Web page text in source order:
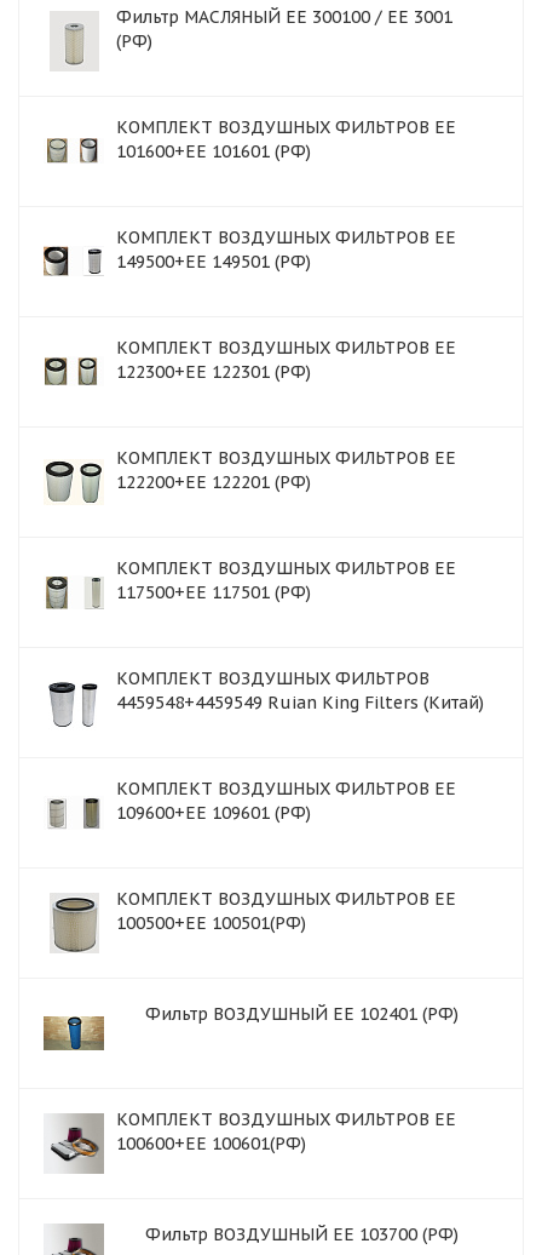
Фильтр МАСЛЯНЫЙ ЕЕ 300100 / ЕЕ 3001
(РФ)
КОМПЛЕКТ ВОЗДУШНЫХ ФИЛЬТРОВ ЕЕ
101600+EE 101601 (РФ)
КОМПЛЕКТ ВОЗДУШНЫХ ФИЛЬТРОВ EE
149500+EE 149501 (РФ)
КОМПЛЕКТ ВОЗДУШНЫХ ФИЛЬТРОВ EE
122300+EE 122301 (РФ)
КОМПЛЕКТ ВОЗДУШНЫХ ФИЛЬТРОВ ЕЕ
122200+EE 122201 (РФ)
КОМПЛЕКТ ВОЗДУШНЫХ ФИЛЬТРОВ ЕЕ
117500+EE 117501 (РФ)
КОМПЛЕКТ ВОЗДУШНЫХ ФИЛЬТРОВ
4459548+4459549 Ruian King Filters (Китай)
КОМПЛЕКТ ВОЗДУШНЫХ ФИЛЬТРОВ EE
109600+EE 109601 (РФ)
КОМПЛЕКТ ВОЗДУШНЫХ ФИЛЬТРОВ EE
100500+EE 100501(РФ)
Фильтр ВОЗДУШНЫЙ ЕЕ 102401 (РФ)
КОМПЛЕКТ ВОЗДУШНЫХ ФИЛЬТРОВ EE
100600+EE 100601(РФ)
Фильтр ВОЗДУШНЫЙ ЕЕ 103700 (РФ)